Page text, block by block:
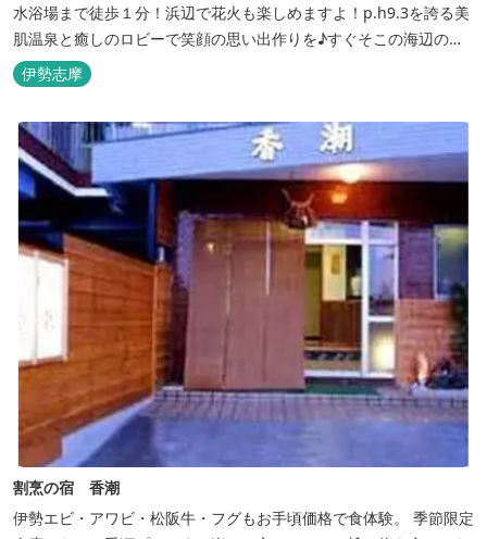
水浴場まで徒歩１分！浜辺で花火も楽しめますよ！p.h9.3を誇る美
肌温泉と癒しのロビーで笑顔の思い出作りを♪すぐそこの海辺の高
台に建つ温泉宿
伊勢志摩
割烹の宿 香潮
伊勢エビ・アワビ・松阪牛・フグもお手頃価格で食体験。 季節限定